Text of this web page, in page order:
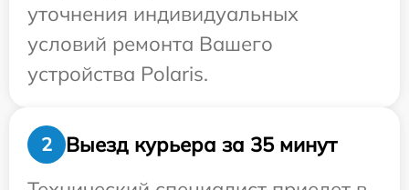
уточнения индивидуальных
условий ремонта Вашего
устройства Polaris.
2
Выезд курьера за 35 минут